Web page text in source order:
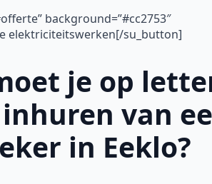
background=”#cc2753″
elektriciteitswerken[/su_button]
je op
van
in Eeklo?